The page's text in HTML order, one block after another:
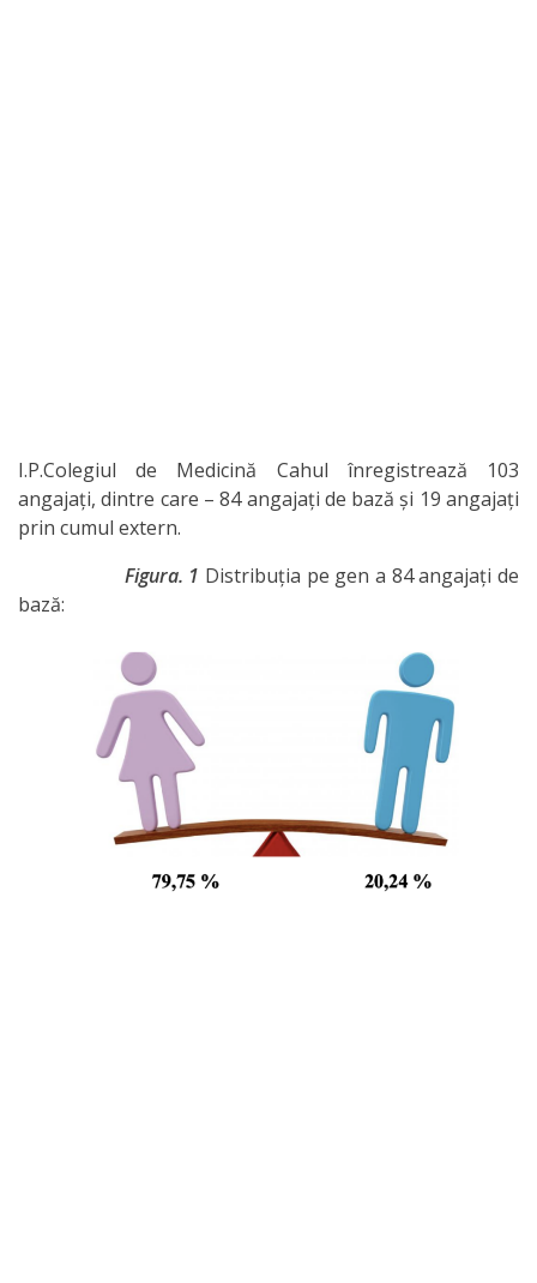
I.P.Colegiul de Medicină Cahul înregistrează 103
angajați, dintre care – 84 angajați de bază și 19 angajați
prin cumul extern.
Figura. 1 Distribuția pe gen a 84 angajați de
bază: